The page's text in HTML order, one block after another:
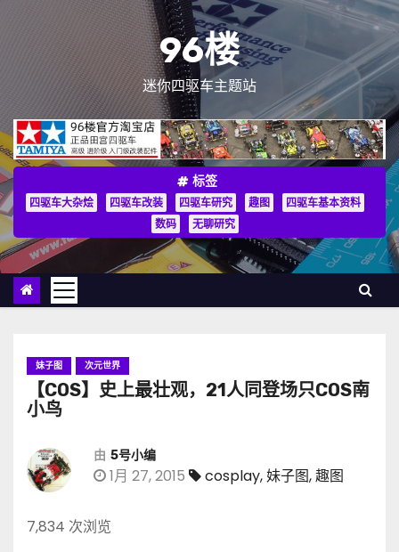
96楼
迷你四驱车主题站
标签
四驱车大杂烩 四驱车改装 四驱车研究 趣图
四驱车基本资料
数码
无聊研究
妹子图 次元世界
【COS】史上最壮观，21人同登场只COS南
小鸟
由 5号小编
1月 27, 2015 cosplay,妹子图,趣图
7,834 次浏览